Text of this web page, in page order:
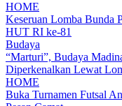
HOME
Keseruan Lomba Bunda
HUT RI ke-81
Budaya
“Marturi”, Budaya
Diperkenalkan Lewat
HOME
Buka Turnamen Futsal